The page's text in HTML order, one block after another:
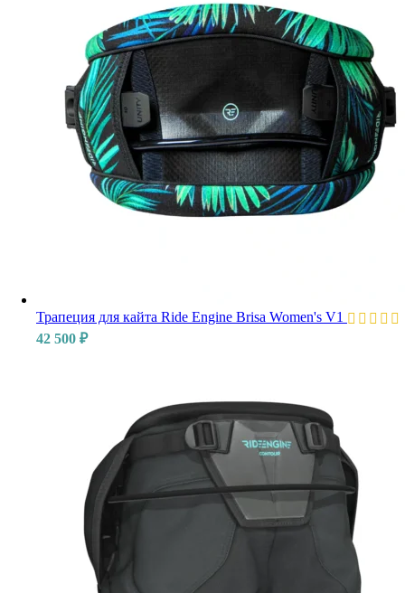
Трапеция для кайта Ride Engine Brisa Women's V1
42 500 ₽